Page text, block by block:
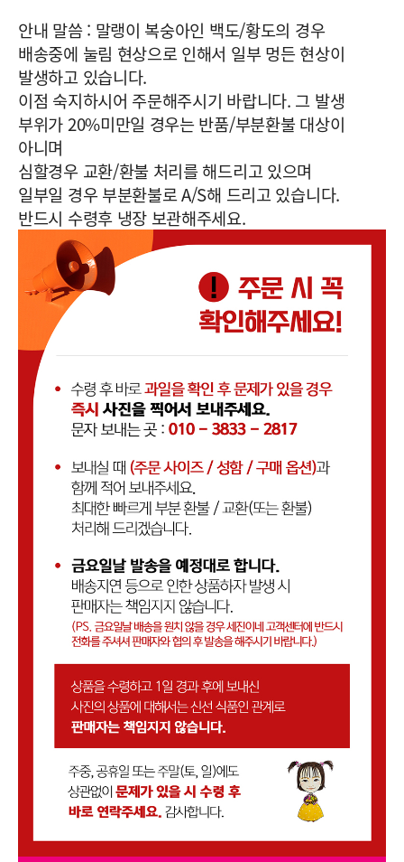
안내 말씀 : 말랭이 복숭아인 백도/황도의 경우
배송중에 눌림 현상으로 인해서 일부 멍든 현상이
발생하고 있습니다.
이점 숙지하시어 주문해주시기 바랍니다. 그 발생
부위가 20%미만일 경우는 반품/부분환불 대상이
아니며
심할경우 교환/환불 처리를 해드리고 있으며
일부일 경우 부분환불로 A/S해 드리고 있습니다.
반드시 수령후 냉장 보관해주세요.